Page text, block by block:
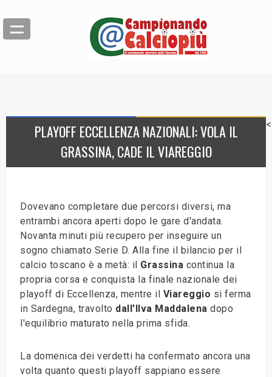
PLAYOFF ECCELLENZA NAZIONALI: VOLA IL
GRASSINA, CADE IL VIAREGGIO
Dovevano completare due percorsi diversi, ma
entrambi ancora aperti dopo le gare d'andata.
Novanta minuti più recupero per inseguire un
sogno chiamato Serie D. Alla fine il bilancio per il
calcio toscano è a metà: il Grassina continua la
propria corsa e conquista la finale nazionale dei
playoff di Eccellenza, mentre il Viareggio si ferma
in Sardegna, travolto dall'Ilva Maddalena dopo
l'equilibrio maturato nella prima sfida.
La domenica dei verdetti ha confermato ancora una
volta quanto questi playoff sappiano essere
<